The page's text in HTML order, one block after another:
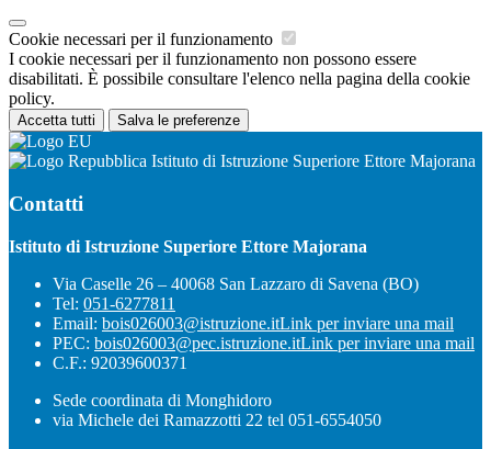
Cookie necessari per il funzionamento
I cookie necessari per il funzionamento non possono essere
disabilitati. È possibile consultare l'elenco nella pagina della cookie
policy.
Accetta tutti Salva le preferenze
Istituto di Istruzione Superiore Ettore Majorana
Contatti
Istituto di Istruzione Superiore Ettore Majorana
Via Caselle 26 – 40068 San Lazzaro di Savena (BO)
Tel: 051-6277811
Email: bois026003@istruzione.itLink per inviare una mail
PEC: bois026003@pec.istruzione.itLink per inviare una mail
C.F.: 92039600371
Sede coordinata di Monghidoro
via Michele dei Ramazzotti 22 tel 051-6554050